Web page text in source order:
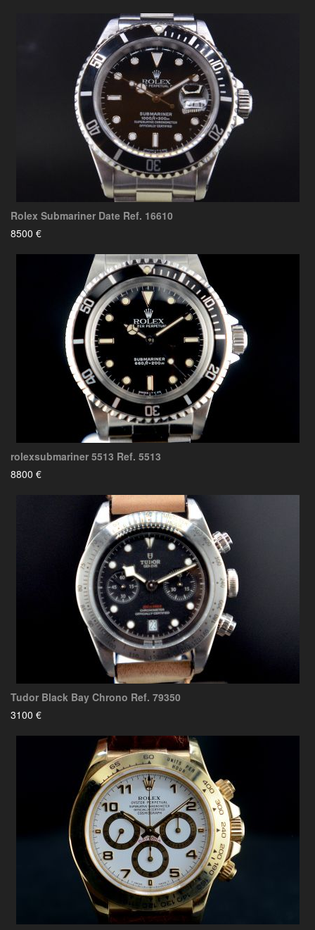
Rolex Submariner Date Ref. 16610
8500 €
rolexsubmariner 5513 Ref. 5513
8800 €
Tudor Black Bay Chrono Ref. 79350
3100 €